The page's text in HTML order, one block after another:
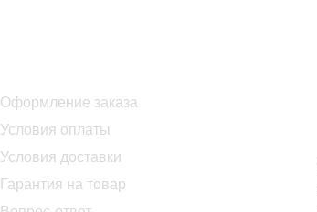
Оформление заказа
Условия оплаты
Условия доставки
Гарантия на товар